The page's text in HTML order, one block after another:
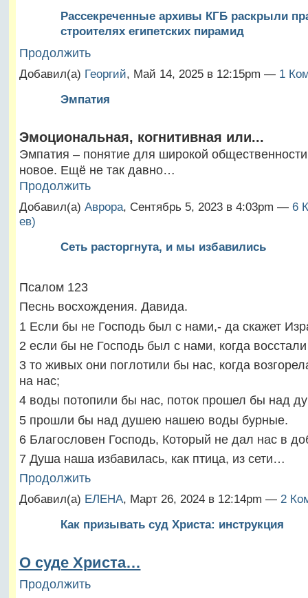
Рассекреченные архивы КГБ раскрыли
строителях египетских пирамид
Продолжить
Добавил(а) Георгий, Май 14, 2025 в 12:15pm — 1
Эмпатия
Эмоциональная, когнитивная или...
Эмпатия – понятие для широкой общественности
новое. Ещё не так давно…
Продолжить
Добавил(а) Аврора, Сентябрь 5, 2023 в 4:03pm — 6
ев)
Сеть расторгнута, и мы избавились
Псалом 123
Песнь восхождения. Давида.
1 Если бы не Господь был с нами,- да скажет
2 если бы не Господь был с нами, когда
3 то живых они поглотили бы нас, когда
на нас;
4 воды потопили бы нас, поток прошел бы над
5 прошли бы над душею нашею воды бурные.
6 Благословен Господь, Который не дал нас в
7 Душа наша избавилась, как птица, из сети…
Продолжить
Добавил(а) ЕЛЕНА, Март 26, 2024 в 12:14pm — 2
Как призывать суд Христа: инструкция
О суде Христа…
Продолжить